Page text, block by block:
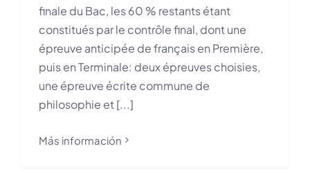
finale du Bac, les 60 % restants étant
constitués par le contrôle final, dont une
épreuve anticipée de français en Première,
puis en Terminale: deux épreuves choisies,
une épreuve écrite commune de
philosophie et [...]
Más información